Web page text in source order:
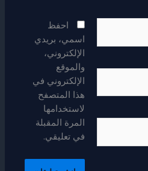
احفظ
اسمي، بريدي
الإلكتروني،
والموقع
الإلكتروني في
هذا المتصفح
لاستخدامها
المرة المقبلة
في تعليقي.